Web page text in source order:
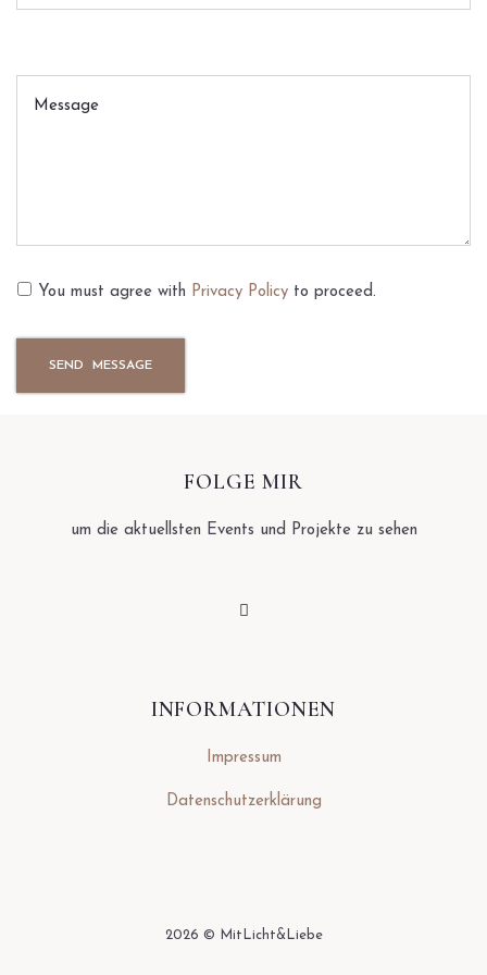
You must agree with Privacy Policy to proceed.
FOLGE MIR
um die aktuellsten Events und Projekte zu sehen
INFORMATIONEN
Impressum
Datenschutzerklärung
2026 © MitLicht&Liebe